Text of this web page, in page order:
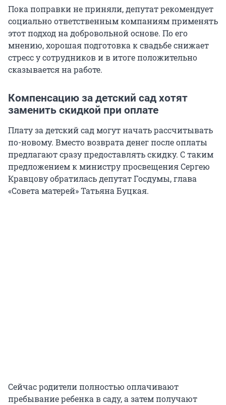
Пока поправки не приняли, депутат рекомендует
социально ответственным компаниям применять
этот подход на добровольной основе. По его
мнению, хорошая подготовка к свадьбе снижает
стресс у сотрудников и в итоге положительно
сказывается на работе.
Компенсацию за детский сад хотят
заменить скидкой при оплате
Плату за детский сад могут начать рассчитывать
по-новому. Вместо возврата денег после оплаты
предлагают сразу предоставлять скидку. С таким
предложением к министру просвещения Сергею
Кравцову обратилась депутат Госдумы, глава
«Совета матерей» Татьяна Буцкая.
Сейчас родители полностью оплачивают
пребывание ребенка в саду, а затем получают